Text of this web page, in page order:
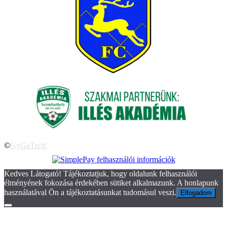
©GyGaTech'
Kedves Látogató! Tájékoztatjuk, hogy oldalunk felhasználói
élményének fokozása érdekében sütiket alkalmazunk. A honlapunk
használatával Ön a tájékoztatásunkat tudomásul veszi.
Elfogadom